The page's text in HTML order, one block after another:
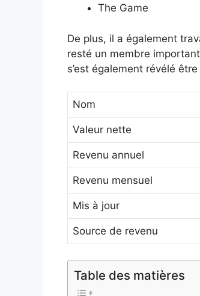
The Game
De plus, il a également
resté un membre
s’est également révélé
Nom
Valeur nette
Revenu annuel
Revenu mensuel
Mis à jour
Source de revenu
Table des matières